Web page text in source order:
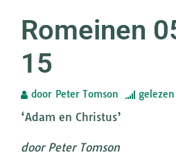
Romeinen
15
door Peter Tomson gelezen
‘Adam en Christus’
door Peter Tomson